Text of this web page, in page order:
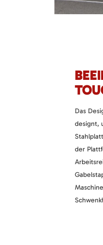
Das
designt,
der